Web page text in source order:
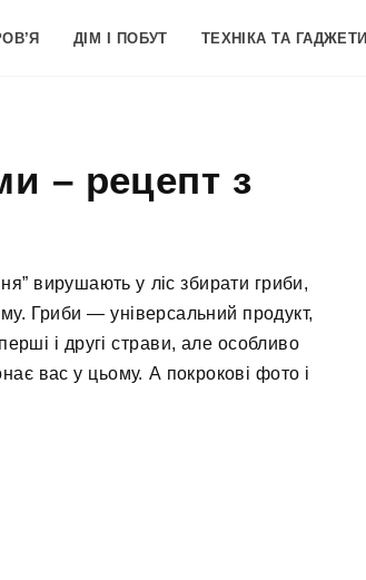
ДІМ І ПОБУТ ТЕХНІКА ТА ГАДЖЕТИ
– рецепт з
вирушають у ліс збирати гриби,
Гриби — універсальний продукт,
і другі страви, але особливо
вас у цьому. А покрокові фото і